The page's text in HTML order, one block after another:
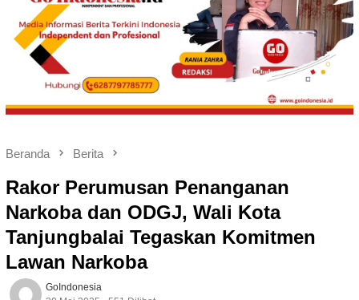
Beranda Berita
Rakor Perumusan Penanganan
Narkoba dan ODGJ, Wali Kota
Tanjungbalai Tegaskan Komitmen
Lawan Narkoba
GoIndonesia